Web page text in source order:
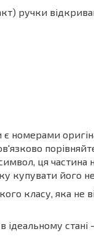
ручки
номерами
ця
купувати його
класу, яка не
ідеальному